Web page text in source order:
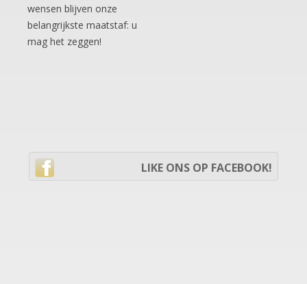
wensen blijven onze
belangrijkste maatstaf: u
mag het zeggen!
LIKE ONS OP FACEBOOK!